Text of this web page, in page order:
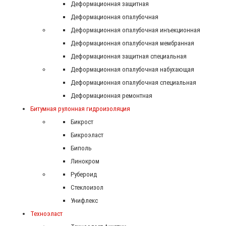
Деформационная защитная
Деформационная опалубочная
Деформационная опалубочная инъекционная
Деформационная опалубочная мембранная
Деформационная защитная специальная
Деформационная опалубочная набухающая
Деформационная опалубочная специальная
Деформационная ремонтная
Битумная рулонная гидроизоляция
Бикрост
Бикроэласт
Биполь
Линокром
Рубероид
Стеклоизол
Унифлекс
Техноэласт